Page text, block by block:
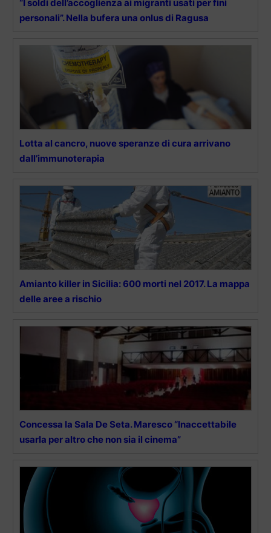
“I soldi dell’accoglienza ai migranti usati per fini
personali”. Nella bufera una onlus di Ragusa
Lotta al cancro, nuove speranze di cura arrivano
dall’immunoterapia
Amianto killer in Sicilia: 600 morti nel 2017. La mappa
delle aree a rischio
Concessa la Sala De Seta. Maresco “Inaccettabile
usarla per altro che non sia il cinema”